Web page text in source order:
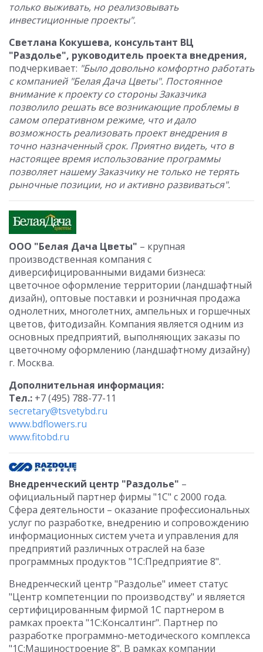
только выживать, но реализовывать
инвестиционные проекты".
Светлана Кокушева, консультант ВЦ
"Раздолье", руководитель проекта внедрения,
подчеркивает: "Было довольно комфортно работать
с компанией "Белая Дача Цветы". Постоянное
внимание к проекту со стороны Заказчика
позволило решать все возникающие проблемы в
самом оперативном режиме, что и дало
возможность реализовать проект внедрения в
точно назначенный срок. Приятно видеть, что в
настоящее время использование программы
позволяет нашему Заказчику не только не терять
рыночные позиции, но и активно развиваться".
ООО "Белая Дача Цветы" – крупная
производственная компания с
диверсифицированными видами бизнеса:
цветочное оформление территории (ландшафтный
дизайн), оптовые поставки и розничная продажа
однолетних, многолетних, ампельных и горшечных
цветов, фитодизайн. Компания является одним из
основных предприятий, выполняющих заказы по
цветочному оформлению (ландшафтному дизайну)
г. Москва.
Дополнительная информация:
Тел.: +7 (495) 788-77-11
secretary@tsvetybd.ru
www.bdflowers.ru
www.fitobd.ru
Внедренческий центр "Раздолье" –
официальный партнер фирмы "1С" с 2000 года.
Сфера деятельности – оказание профессиональных
услуг по разработке, внедрению и сопровождению
информационных систем учета и управления для
предприятий различных отраслей на базе
программных продуктов "1С:Предприятие 8".
Внедренческий центр "Раздолье" имеет статус
"Центр компетенции по производству" и является
сертифицированным фирмой 1С партнером в
рамках проекта "1С:Консалтинг". Партнер по
разработке программно-методического комплекса
"1С:Машиностроение 8". В рамках компании